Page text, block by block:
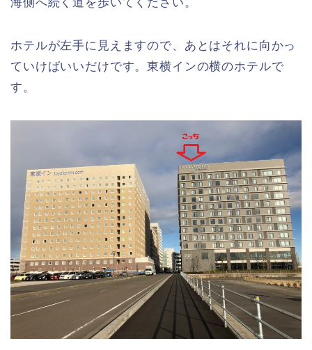
海側へ続く道を歩いてください。
ホテルが左手に見えますので、あとはそれに向かっ
ていけばいいだけです。東横インの横のホテルで
す。